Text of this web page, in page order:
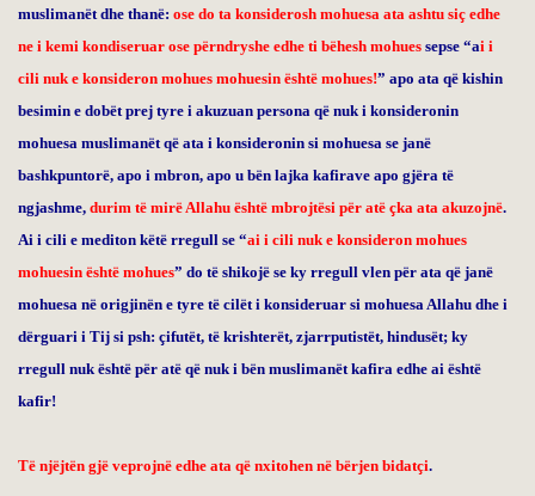
muslimanët dhe thanë: ose do ta konsiderosh mohuesa ata ashtu siç edhe
ne i kemi kondiseruar ose përndryshe edhe ti bëhesh mohues sepse “ai i
cili nuk e konsideron mohues mohuesin është mohues!” apo ata që kishin
besimin e dobët prej tyre i akuzuan persona që nuk i konsideronin
mohuesa muslimanët që ata i konsideronin si mohuesa se janë
bashkpuntorë, apo i mbron, apo u bën lajka kafirave apo gjëra të
ngjashme, durim të mirë Allahu është mbrojtësi për atë çka ata akuzojnë.
Ai i cili e mediton këtë rregull se “ai i cili nuk e konsideron mohues
mohuesin është mohues” do të shikojë se ky rregull vlen për ata që janë
mohuesa në origjinën e tyre të cilët i konsideruar si mohuesa Allahu dhe i
dërguari i Tij si psh: çifutët, të krishterët, zjarrputistët, hindusët; ky
rregull nuk është për atë që nuk i bën muslimanët kafira edhe ai është
kafir!
Të njëjtën gjë veprojnë edhe ata që nxitohen në bërjen bidatçi.